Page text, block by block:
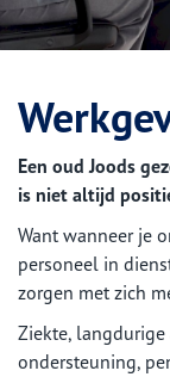
Een oud Joods
is niet altijd
Want wanneer je
personeel in
zorgen met zich
Ziekte,
ondersteuning,